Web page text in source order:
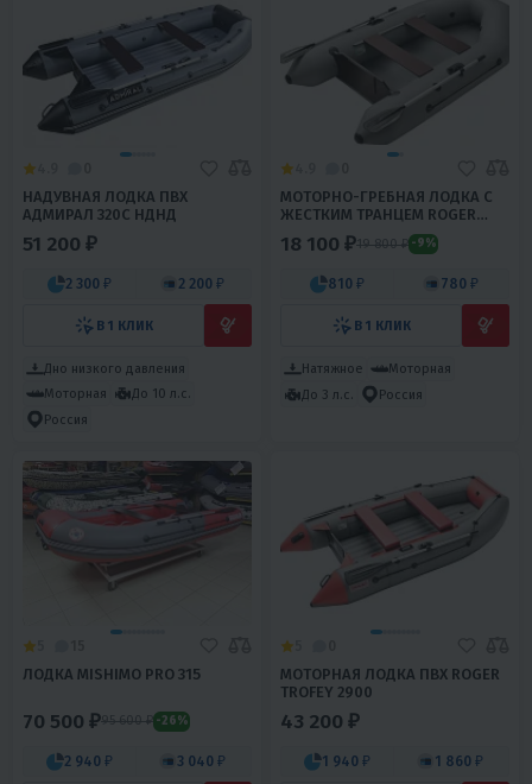
НАДУВНАЯ ЛОДКА ПВХ
АДМИРАЛ 320С НДНД
51 200 ₽
2 300 ₽ 2 200 ₽
В 1 КЛИК
Дно низкого давления
Моторная
До 10 л.с.
Россия
МОТОРНО-ГРЕБНАЯ ЛОДКА С
ЖЕСТКИМ ТРАНЦЕМ ROGER
STANDART SL 2400
18 100 ₽19 800 ₽ -9%
810 ₽ 780 ₽
В 1 КЛИК
Натяжное
Моторная
До 3 л.с.
Россия
ЛОДКА MISHIMO PRO 315
70 500 ₽95 600 ₽ -26%
2 940 ₽ 3 040 ₽
МОТОРНАЯ ЛОДКА ПВХ ROGER
TROFEY 2900
43 200 ₽
1 940 ₽ 1 860 ₽